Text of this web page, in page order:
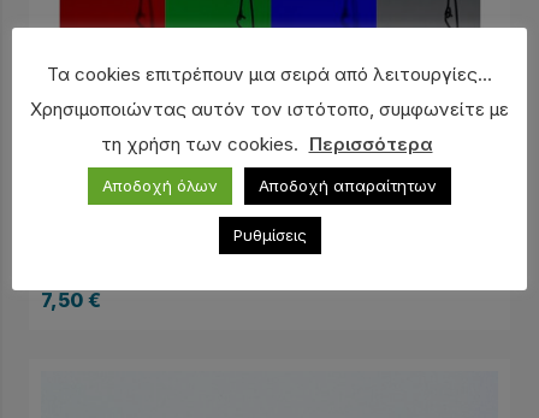
7,50 €
Τα cookies επιτρέπουν μια σειρά από λειτουργίες...
Χρησιμοποιώντας αυτόν τον ιστότοπο, συμφωνείτε με
τη χρήση των cookies. Περισσότερα
Αποδοχή όλων Αποδοχή απαραίτητων
Ρυθμίσεις